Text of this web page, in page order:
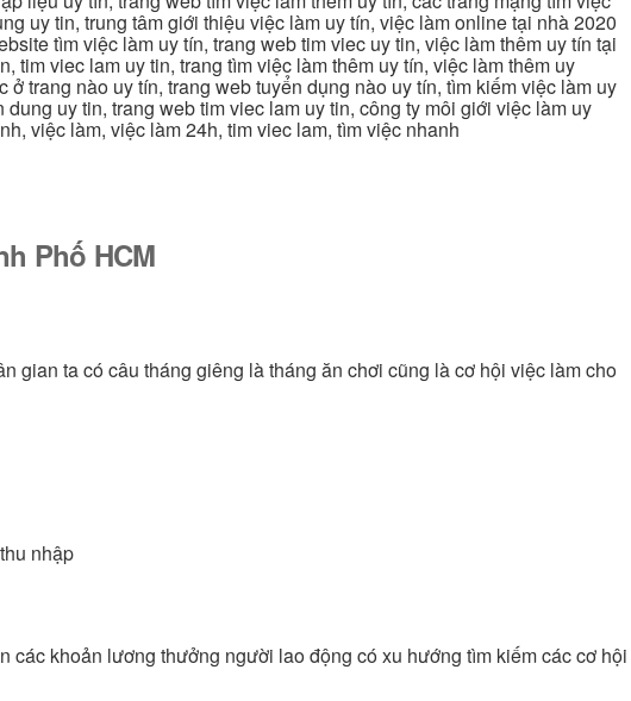
uy tin, trung tâm giới thiệu việc làm uy tín, việc làm online tại nhà 2020
tìm việc làm uy tín, trang web tim viec uy tin, việc làm thêm uy tín tại
tim viec lam uy tin, trang tìm việc làm thêm uy tín, việc làm thêm uy
trang nào uy tín, trang web tuyển dụng nào uy tín, tìm kiếm việc làm uy
uy tin, trang web tim viec lam uy tin, công ty môi giới việc làm uy
việc làm, việc làm 24h, tim viec lam, tìm việc nhanh
Phố HCM
gian ta có câu tháng giêng là tháng ăn chơi cũng là cơ hội việc làm cho
nhập
các khoản lương thưởng người lao động có xu hướng tìm kiếm các cơ hội